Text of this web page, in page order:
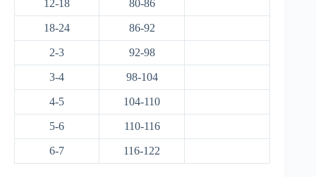
12-18 80-86
18-24 86-92
2-3 92-98
3-4 98-104
4-5 104-110
5-6 110-116
6-7 116-122